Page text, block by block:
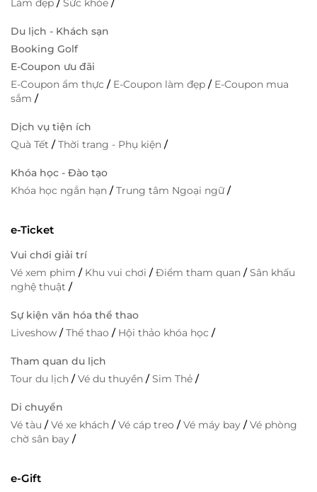
Làm đẹp /Sức khỏe /
Du lịch - Khách sạn
Booking Golf
E-Coupon ưu đãi
E-Coupon ẩm thực / E-Coupon làm đẹp / E-Coupon mua
sắm /
Dịch vụ tiện ích
Quà Tết /Thời trang - Phụ kiện /
Khóa học - Đào tạo
Khóa học ngắn hạn /Trung tâm Ngoại ngữ/
e-Ticket
Vui chơi giải trí
Vé xem phim / Khu vui chơi /Điểm tham quan /Sân khấu
nghệ thuật /
Sự kiện văn hóa thể thao
Liveshow /Thể thao / Hội thảo khóa học /
Tham quan du lịch
Tour du lịch /Vé du thuyền /Sim Thẻ /
Di chuyển
Vé tàu /Vé xe khách /Vé cáp treo /Vé máy bay /Vé phòng
chờ sân bay /
e-Gift